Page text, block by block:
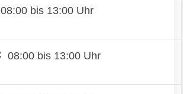
08:00 bis 13:00 Uhr
08:00 bis 13:00 Uhr